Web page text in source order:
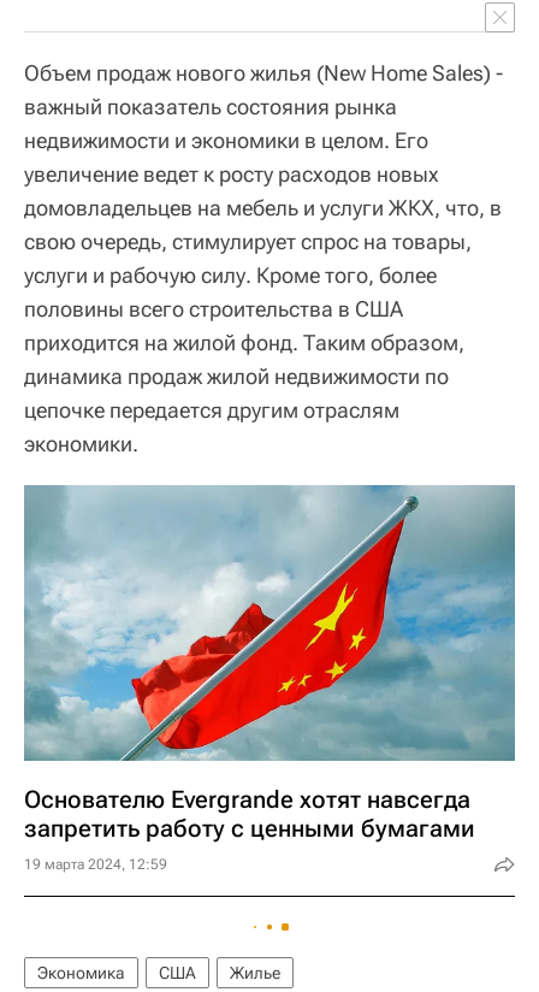
Объем продаж нового жилья (New Home Sales) -
важный показатель состояния рынка
недвижимости и экономики в целом. Его
увеличение ведет к росту расходов новых
домовладельцев на мебель и услуги ЖКХ, что, в
свою очередь, стимулирует спрос на товары,
услуги и рабочую силу. Кроме того, более
половины всего строительства в США
приходится на жилой фонд. Таким образом,
динамика продаж жилой недвижимости по
цепочке передается другим отраслям
экономики.
Основателю Evergrande хотят навсегда
запретить работу с ценными бумагами
19 марта 2024, 12:59
Экономика США Жилье